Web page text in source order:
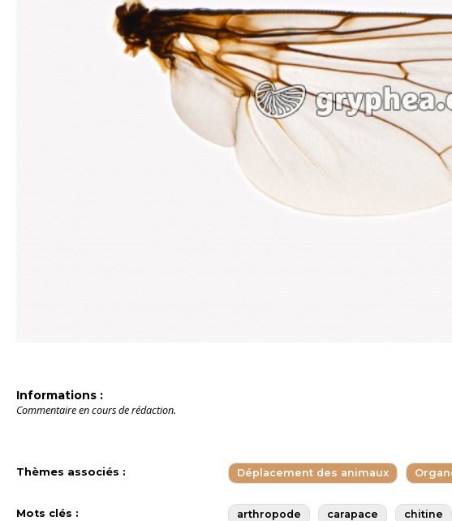
Informations :
Commentaire en cours de rédaction.
Thèmes associés : Déplacement des animaux
Mots clés : arthropode carapace chitine